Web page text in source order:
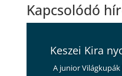
Kapcsolódó
Keszei Kira
A junior